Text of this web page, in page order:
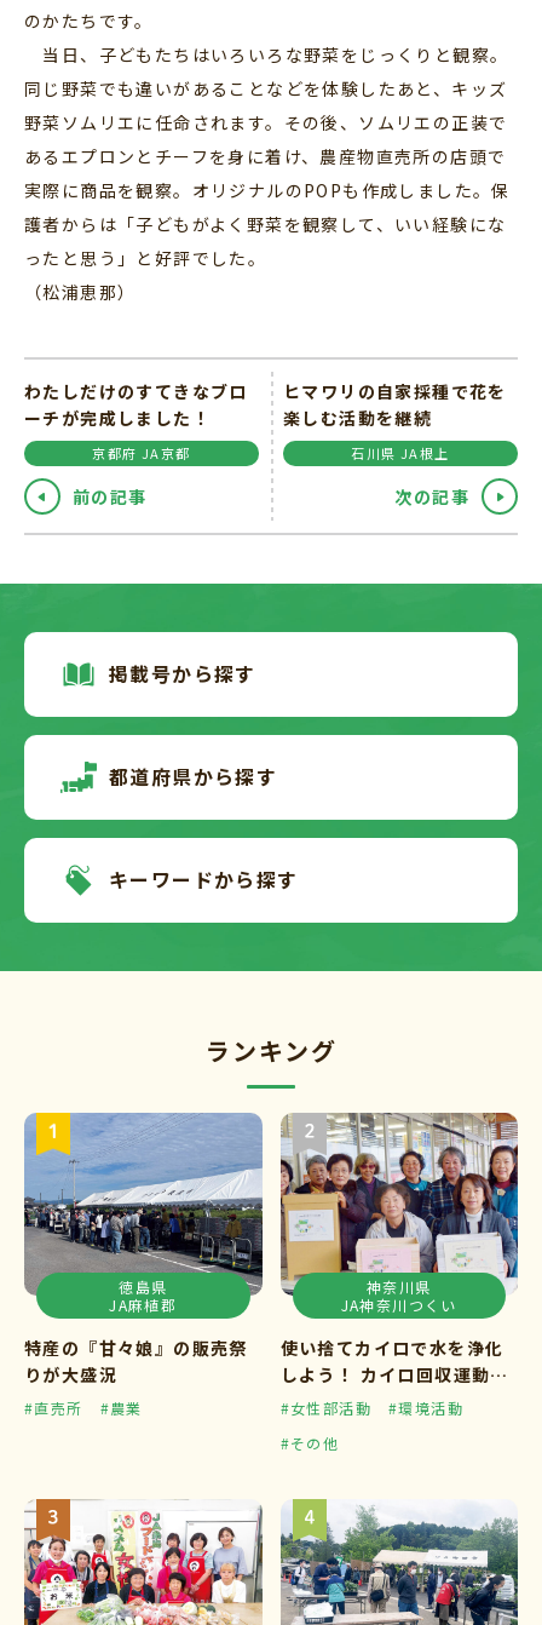
のかたちです。
当日、子どもたちはいろいろな野菜をじっくりと観察。
同じ野菜でも違いがあることなどを体験したあと、キッズ
野菜ソムリエに任命されます。その後、ソムリエの正装で
あるエプロンとチーフを身に着け、農産物直売所の店頭で
実際に商品を観察。オリジナルのPOPも作成しました。保
護者からは「子どもがよく野菜を観察して、いい経験にな
ったと思う」と好評でした。
（松浦恵那）
わたしだけのすてきなブロ
ーチが完成しました！
京都府 JA京都
前の記事
ヒマワリの自家採種で花を
楽しむ活動を継続
石川県 JA根上
次の記事
掲載号から探す
都道府県から探す
キーワードから探す
ランキング
徳島県
JA麻植郡
特産の『甘々娘』の販売祭
りが大盛況
#直売所 #農業
神奈川県
JA神奈川つくい
使い捨てカイロで水を浄化
しよう！ カイロ回収運動ス
タート
#女性部活動
#環境活動
#その他